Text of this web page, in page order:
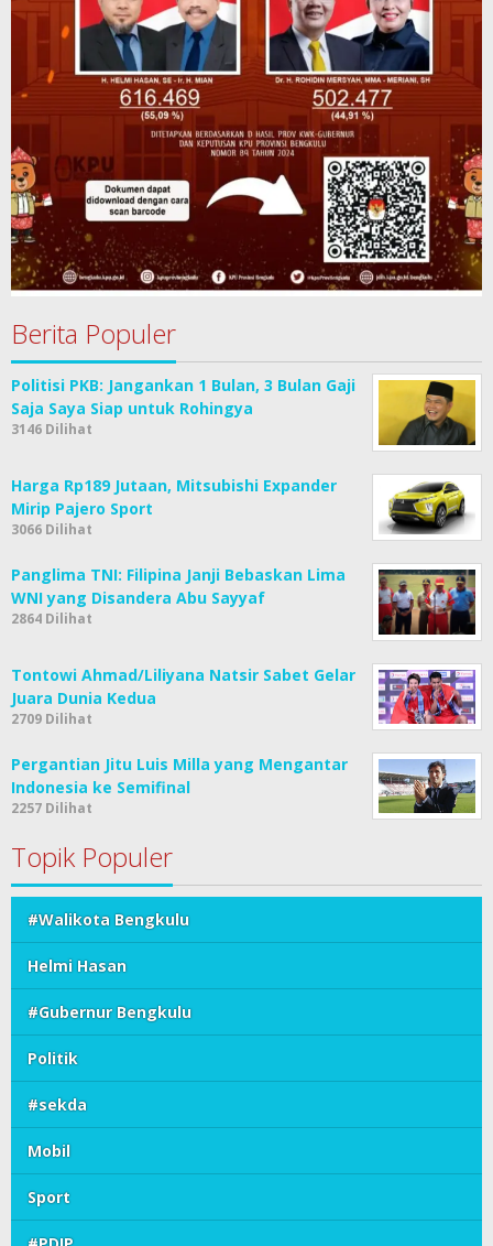
Berita Populer
Politisi PKB: Jangankan 1 Bulan, 3 Bulan Gaji
Saja Saya Siap untuk Rohingya
3146 Dilihat
Harga Rp189 Jutaan, Mitsubishi Expander
Mirip Pajero Sport
3066 Dilihat
Panglima TNI: Filipina Janji Bebaskan Lima
WNI yang Disandera Abu Sayyaf
2864 Dilihat
Tontowi Ahmad/Liliyana Natsir Sabet Gelar
Juara Dunia Kedua
2709 Dilihat
Pergantian Jitu Luis Milla yang Mengantar
Indonesia ke Semifinal
2257 Dilihat
Topik Populer
#Walikota Bengkulu
Helmi Hasan
#Gubernur Bengkulu
Politik
#sekda
Mobil
Sport